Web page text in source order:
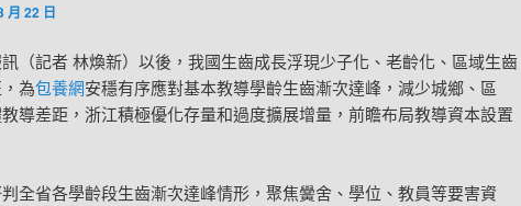
月 22 日
（記者 林煥新）以後，我國生齒成長浮現少子化、老齡化、區域生齒
為包養網安穩有序應對基本教導學齡生齒漸次達峰，減少城鄉、區
導差距，浙江積極優化存量和過度擴展增量，前瞻布局教導資本設置
全省各學齡段生齒漸次達峰情形，聚焦黌舍、學位、教員等要害資